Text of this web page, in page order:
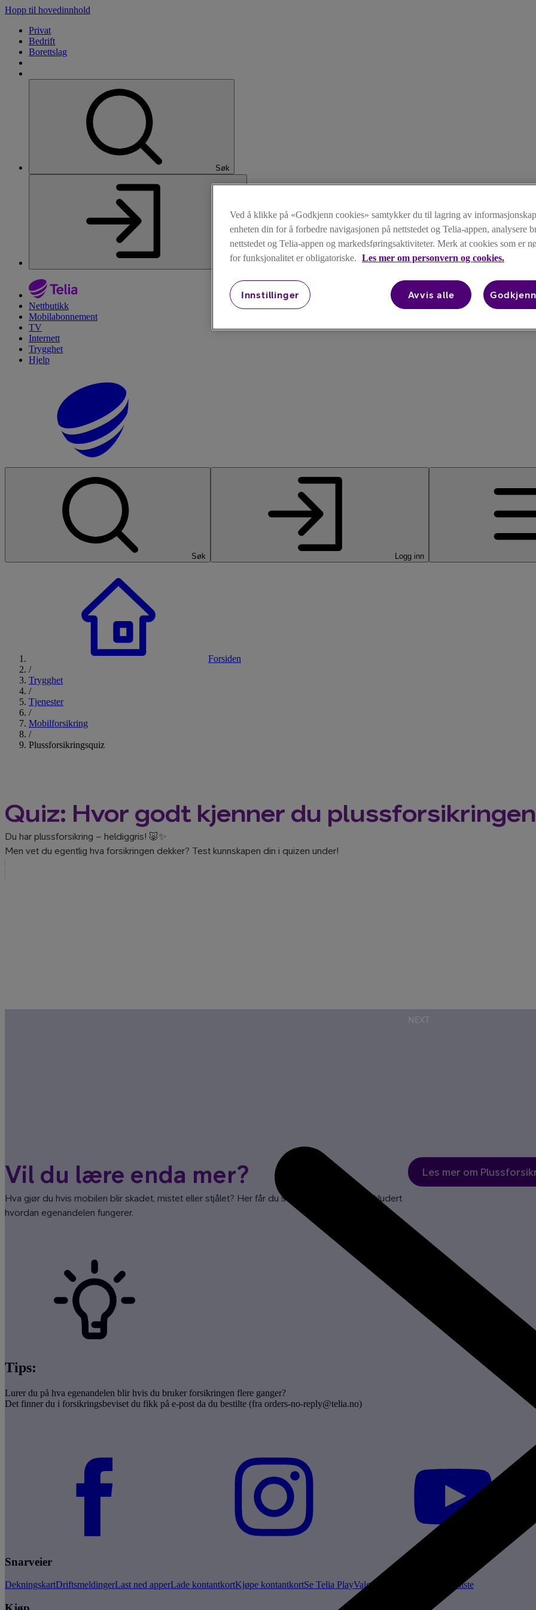
Hopp til hovedinnhold
Privat
Bedrift
Borettslag
Søk
Logg inn
Nettbutikk
Mobilabonnement
TV
Internett
Trygghet
Hjelp
Søk Logg inn
Forsiden
/
Trygghet
/
Tjenester
/
Mobilforsikring
/
Plussforsikringsquiz
Quiz: Hvor godt kjenner du
Du har plussforsikring – heldiggris! 🐷✨
Men vet du egentlig hva forsikringen dekker? Test kunnskapen din i quizen under!
NEXT
Hva dekker Plussforsikring?
Vil du lære enda mer?
Hva gjør du hvis mobilen blir skadet, mistet eller stjålet? Her får du svar på det meste – inkludert
hvordan egenandelen fungerer.
Les mer om
Tips:
Lurer du på hva egenandelen blir hvis du bruker forsikringen flere ganger?
Det finner du i forsikringsbeviset du fikk på e‑post da du bestilte (fra orders-no-reply@telia.no)
Snarveier
DekningskartDriftsmeldingerLast ned apperLade kontantkortKjøpe kontantkortSe Telia PlayValgmenyen Prisliste
Ved å klikke på «Godkjenn cookies» samtykker du til lagring av
enheten din for å forbedre navigasjonen på nettstedet og Telia-appen, analysere
nettstedet og Telia-appen og markedsføringsaktiviteter. Merk at cookies som er
for funksjonalitet er obligatoriske. Les mer om personvern og cookies.
Innstillinger Avvis alle